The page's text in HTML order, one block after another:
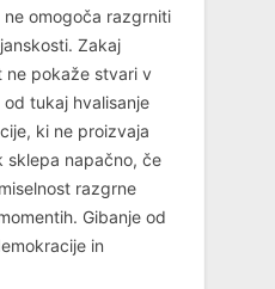
ne omogoča razgrniti
Zakaj
ne pokaže stvari v
tukaj hvalisanje
ki ne proizvaja
sklepa napačno, če
razgrne
Gibanje od
in